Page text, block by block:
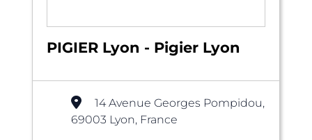
PIGIER Lyon - Pigier Lyon
14 Avenue Georges Pompidou,
69003 Lyon, France